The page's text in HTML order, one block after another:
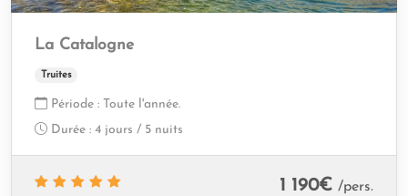
La Catalogne
Truites
Période : Toute l'année.
Durée : 4 jours / 5 nuits
1 190€ /pers.